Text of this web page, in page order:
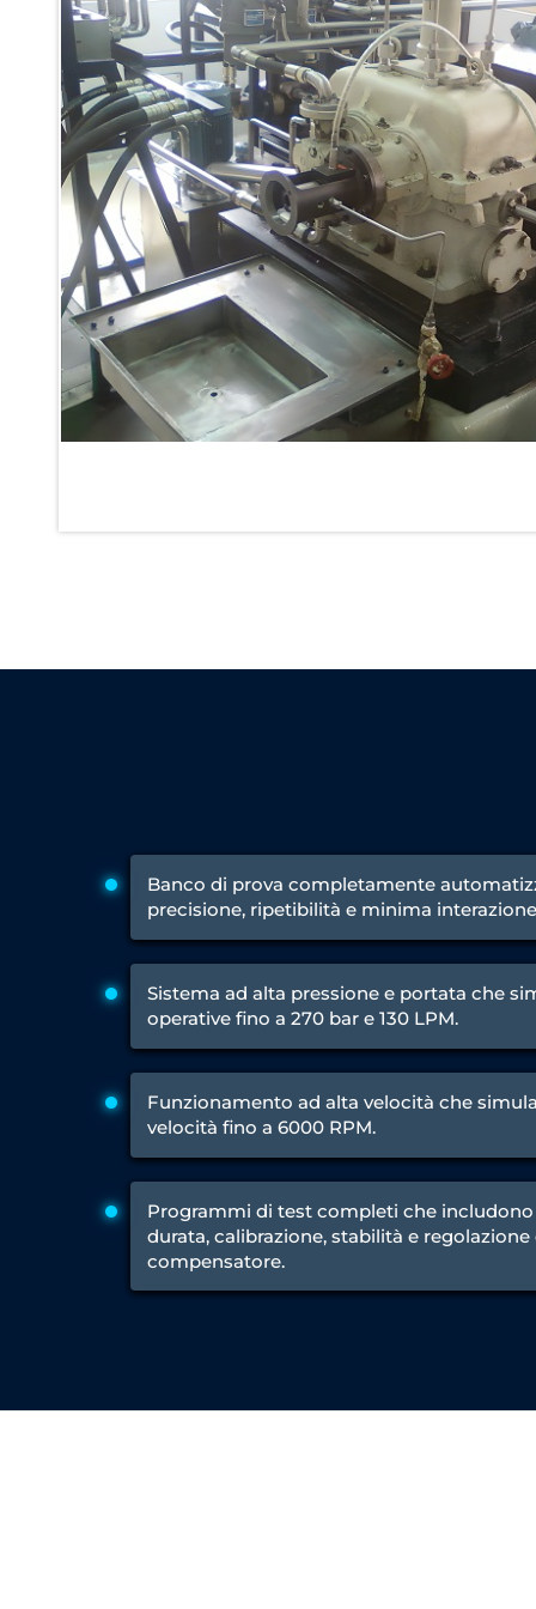
Inertia Test Facility
Advanced Test & Calibration Bench for Integrated Fuel
Integration Simulator
Vehicle-Mounted Expandable Battery Command Post (BCP)
Universal Self-Generating Nitrogen Service Cart (U-SGNSC)
General Purpose Pneumatic Test Rig
Mobile Aviation 400Hz Load Bank (Air-Cooled & Water-
Aerospace Hydraulic Pump / Motor Test Bench
Modification of Command-and-Control Carrier Motor Track
Fuel (ATF) Pump and Nozzle Pressure Ratio Test Stand
Oxygen Component Test Benches
Hydraulic Filter Test Bench
Chemical Weapon Destruction Facility
Burst Chamber for Hydrogen Cylinder Testing
Fuel Contents Gauging Probe Test Rig – Light Combat
Portable Pneumatic Test Rig for Rudder Actuator
Rudder & Tailplane Test Equipment
Gauge Pressure Switch Test Rig
Hydraulic Proof Pressure Test Rig
Nitrogen Cylinder Manifold Cum Pressure Control System
Aircraft Aggregate Flushing Rig
Aircraft Electro-Hydraulic Multi-Channel Power Drive
Hose Test Bench
Hydraulic Flushing Rig
Co2 N2 Filling System
Head Impact Test Rig
Impulse And Load Test Rig
Control Valve Test Rig (Automobile)
High Pressure Leak Testing Machine
Stun Composition & Dye Marker Filling & Assembling
Test Rig for Running-In and Calibration of Reheat and Nozzle
Hydraulic Package
Boot Strap Reservoir
Visual Search Kit
Torque Wrench Calibrator
Dynamic high‑pressure hydrogen leak test rig
Small-Arms Ammunition Components
7.62mm M13 Disintegrating Belt Link
9mm Cartridge Case Manufacturing Line
Helicopter Washing Rig
Pressure Reducing Panel (PRP) HP Air
Banco di prova completamente
precisione, ripetibilità e minima
Sistema ad alta pressione e portata che
operative fino a 270 bar e 130 LPM.
Funzionamento ad alta velocità che
velocità fino a 6000 RPM.
Programmi di test completi che includono
durata, calibrazione, stabilità e regolazione
compensatore.